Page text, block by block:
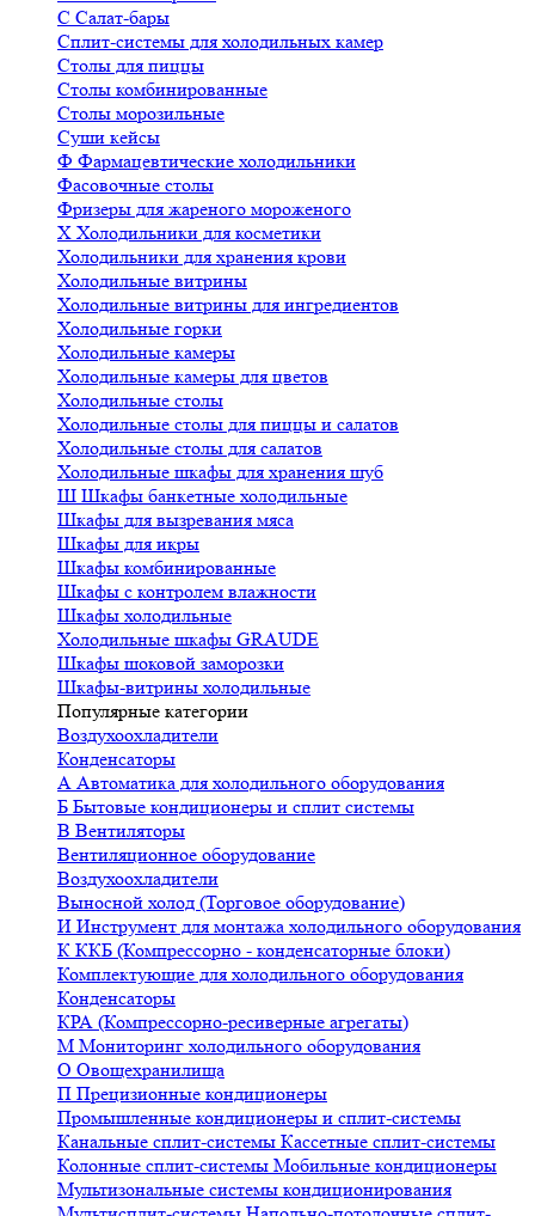
С Салат-бары
Сплит-системы для холодильных камер
Столы для пиццы
Столы комбинированные
Столы морозильные
Суши кейсы
Ф Фармацевтические холодильники
Фасовочные столы
Фризеры для жареного мороженого
Х Холодильники для косметики
Холодильники для хранения крови
Холодильные витрины
Холодильные витрины для ингредиентов
Холодильные горки
Холодильные камеры
Холодильные камеры для цветов
Холодильные столы
Холодильные столы для пиццы и салатов
Холодильные столы для салатов
Холодильные шкафы для хранения шуб
Ш Шкафы банкетные холодильные
Шкафы для вызревания мяса
Шкафы для икры
Шкафы комбинированные
Шкафы с контролем влажности
Шкафы холодильные
Холодильные шкафы GRAUDE
Шкафы шоковой заморозки
Шкафы-витрины холодильные
Популярные категории
Воздухоохладители
Конденсаторы
А Автоматика для холодильного оборудования
Б Бытовые кондиционеры и сплит системы
В Вентиляторы
Вентиляционное оборудование
Воздухоохладители
Выносной холод (Торговое оборудование)
И Инструмент для монтажа холодильного оборудования
К ККБ (Компрессорно - конденсаторные блоки)
Комплектующие для холодильного оборудования
Конденсаторы
КРА (Компрессорно-ресиверные агрегаты)
М Мониторинг холодильного оборудования
О Овощехранилища
П Прецизионные кондиционеры
Промышленные кондиционеры и сплит-системы
Канальные сплит-системы Кассетные сплит-системы
Колонные сплит-системы Мобильные кондиционеры
Мультизональные системы кондиционирования